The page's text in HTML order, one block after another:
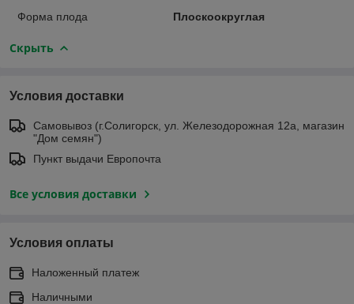
Форма плода
Плоскоокруглая
Скрыть
Условия доставки
Самовывоз (г.Солигорск, ул. Железодорожная 12а, магазин
"Дом семян")
Пункт выдачи Европочта
Все условия доставки
Условия оплаты
Наложенный платеж
Наличными